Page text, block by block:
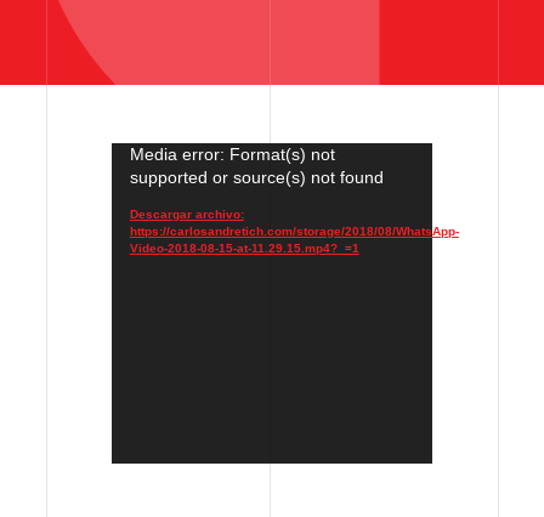
Reproductor
de
vídeo
Media error: Format(s) not
supported or source(s) not found
Descargar archivo:
https://carlosandretich.com/storage/2018/08/WhatsApp-
Video-2018-08-15-at-11.29.15.mp4?_=1